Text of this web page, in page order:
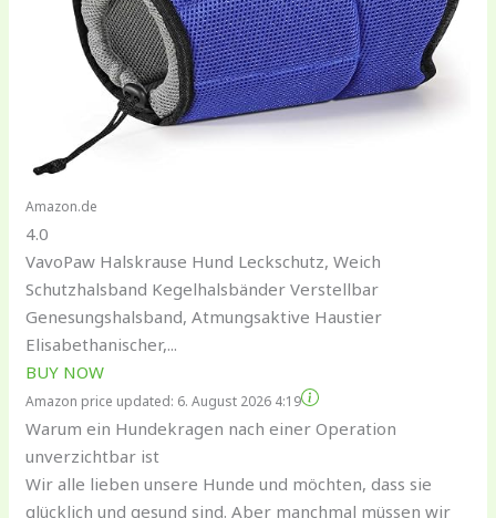
Amazon.de
4.0
VavoPaw Halskrause Hund Leckschutz, Weich
Schutzhalsband Kegelhalsbänder Verstellbar
Genesungshalsband, Atmungsaktive Haustier
Elisabethanischer,...
BUY NOW
Amazon price updated: 6. August 2026 4:19
Warum ein Hundekragen nach einer Operation
unverzichtbar ist
Wir alle lieben unsere Hunde und möchten, dass sie
glücklich und gesund sind. Aber manchmal müssen wir